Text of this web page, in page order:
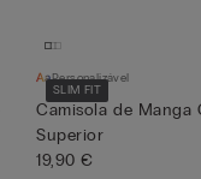
SLIM FIT
Personalizável
Camisola de Manga
Superior
19,90 €